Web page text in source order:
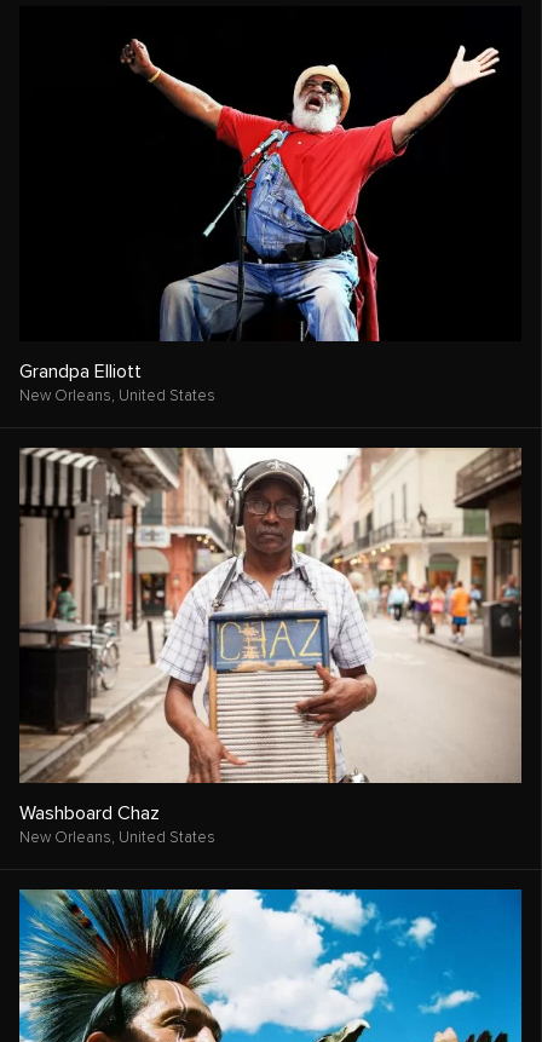
Grandpa Elliott
New Orleans, United States
Washboard Chaz
New Orleans, United States